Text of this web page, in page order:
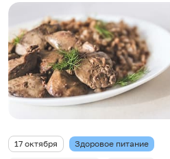
17 октября Здоровое питание